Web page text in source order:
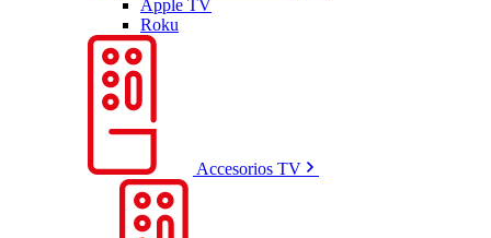
Apple TV
Roku
Accesorios TV